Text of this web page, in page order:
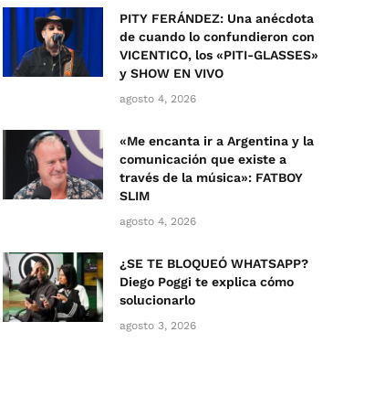
PITY FERÁNDEZ: Una anécdota
de cuando lo confundieron con
VICENTICO, los «PITI-GLASSES»
y SHOW EN VIVO
agosto 4, 2026
«Me encanta ir a Argentina y la
comunicación que existe a
través de la música»: FATBOY
SLIM
agosto 4, 2026
¿SE TE BLOQUEÓ WHATSAPP?
Diego Poggi te explica cómo
solucionarlo
agosto 3, 2026